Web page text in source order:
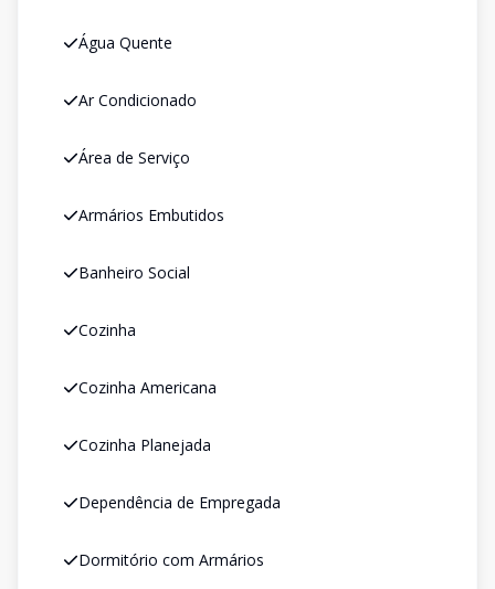
Água Quente
Ar Condicionado
Área de Serviço
Armários Embutidos
Banheiro Social
Cozinha
Cozinha Americana
Cozinha Planejada
Dependência de Empregada
Dormitório com Armários